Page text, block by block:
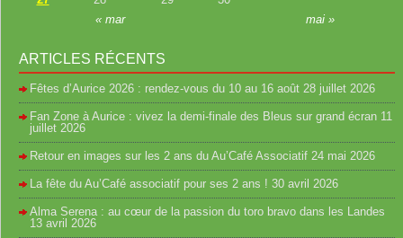
« mar mai »
ARTICLES RÉCENTS
Fêtes d’Aurice 2026 : rendez-vous du 10 au 16 août 28 juillet 2026
Fan Zone à Aurice : vivez la demi-finale des Bleus sur grand écran 11
juillet 2026
Retour en images sur les 2 ans du Au’Café Associatif 24 mai 2026
La fête du Au’Café associatif pour ses 2 ans ! 30 avril 2026
Alma Serena : au cœur de la passion du toro bravo dans les Landes
13 avril 2026